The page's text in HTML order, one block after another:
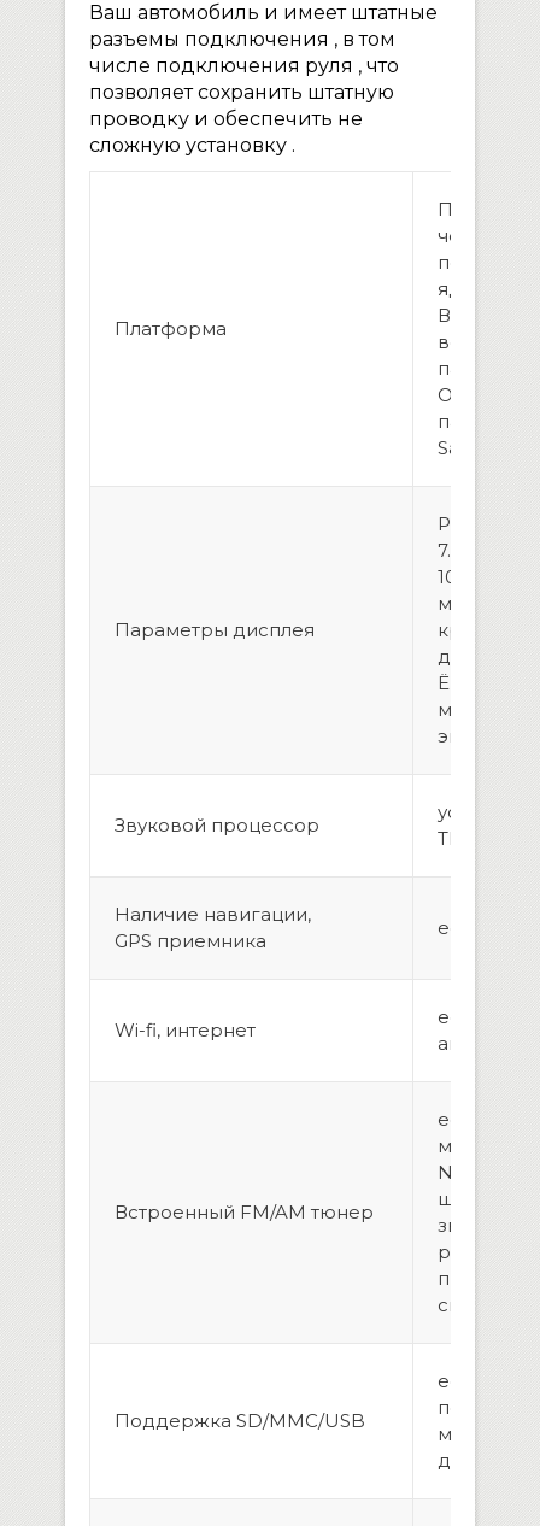
Ваш автомобиль и имеет штатные
разъемы подключения , в том
числе подключения руля , что
позволяет сохранить штатную
проводку и обеспечить не
сложную установку .
Платформа
по 1.63
ядро.
Версия:
памяти
память:
Samsung
Параметры дисплея
Размер
7.2″
1024*600.
матрица.
дисплей !
экран,
Звуковой процессор
усилитель:
TDA7850
Наличие навигации,
GPS приемника
есть
Wi-fi, интернет
есть,
антенна
Встроенный FM/AM тюнер
есть,
модуль
NPX 6686
шикарное
звучание,
работает
при
сигнале
Поддержка SD/MMC/USB
есть,
модем,
диск до 1